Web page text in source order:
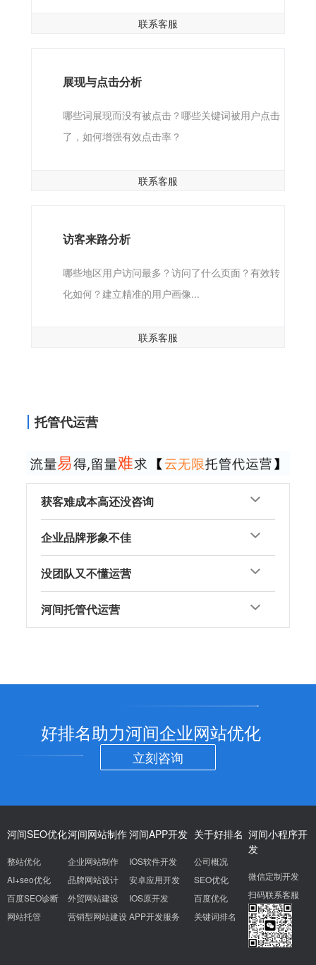
联系客服
展现与点击分析
哪些词展现而没有被点击？哪些关键词被用户点击
了，如何增强有效点击率？
联系客服
访客来路分析
哪些地区用户访问最多？访问了什么页面？有效转
化如何？建立精准的用户画像...
联系客服
托管代运营
获客难成本高还没咨询
企业品牌形象不佳
没团队又不懂运营
河间托管代运营
好排名助力河间企业网站优化
立刻咨询
河间SEO优化
整站优化
AI+seo优化
百度SEO诊断
网站托管
河间网站制作
企业网站制作
品牌网站设计
外贸网站建设
营销型网站建设
河间APP开发
IOS软件开发
安卓应用开发
IOS原开发
APP开发服务
关于好排名
公司概况
SEO优化
百度优化
关键词排名
河间小程序开
发
微信定制开发
扫码联系客服